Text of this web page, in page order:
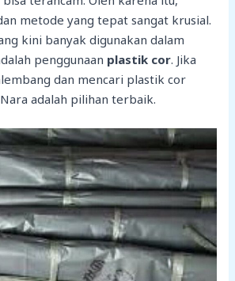
metode yang tepat sangat krusial.
kini banyak digunakan dalam
penggunaan plastik cor. Jika
dan mencari plastik cor
adalah pilihan terbaik.